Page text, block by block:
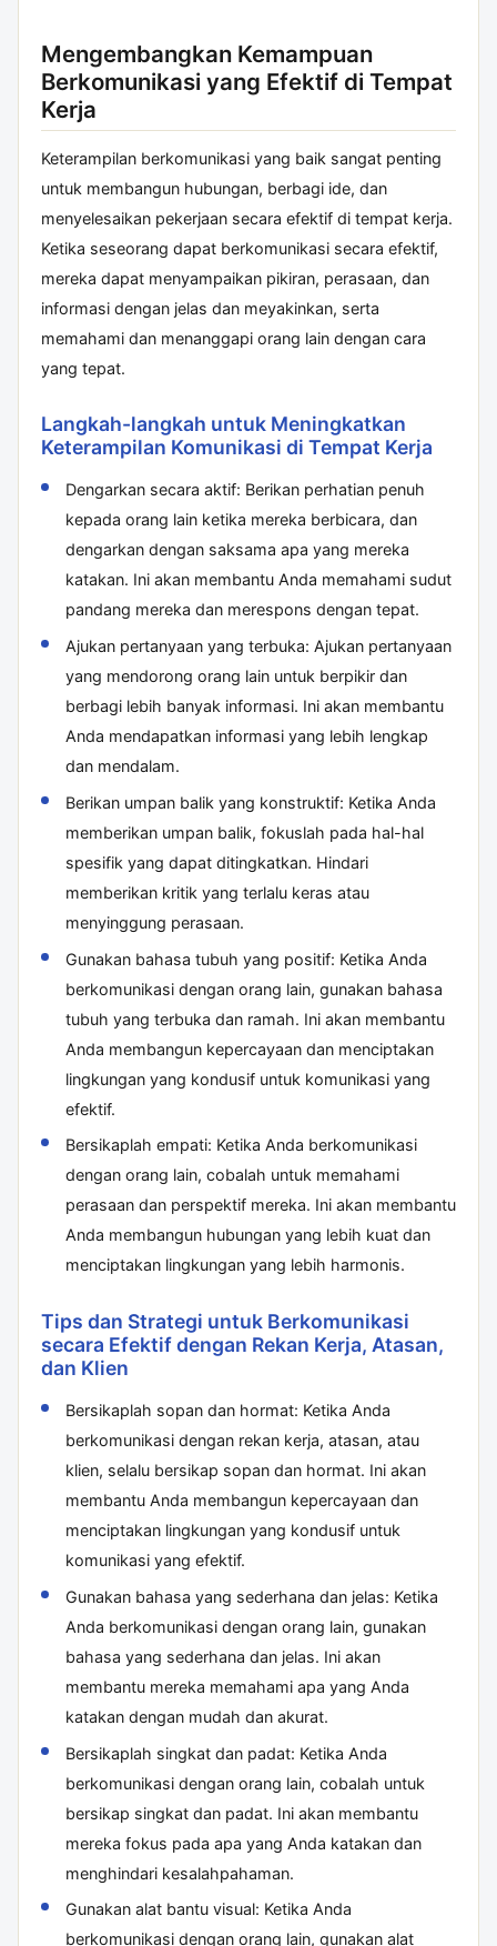
Mengembangkan Kemampuan
Berkomunikasi yang Efektif di Tempat
Kerja
Keterampilan berkomunikasi yang baik sangat penting
untuk membangun hubungan, berbagi ide, dan
menyelesaikan pekerjaan secara efektif di tempat kerja.
Ketika seseorang dapat berkomunikasi secara efektif,
mereka dapat menyampaikan pikiran, perasaan, dan
informasi dengan jelas dan meyakinkan, serta
memahami dan menanggapi orang lain dengan cara
yang tepat.
Langkah-langkah untuk Meningkatkan
Keterampilan Komunikasi di Tempat Kerja
Dengarkan secara aktif: Berikan perhatian penuh
kepada orang lain ketika mereka berbicara, dan
dengarkan dengan saksama apa yang mereka
katakan. Ini akan membantu Anda memahami sudut
pandang mereka dan merespons dengan tepat.
Ajukan pertanyaan yang terbuka: Ajukan pertanyaan
yang mendorong orang lain untuk berpikir dan
berbagi lebih banyak informasi. Ini akan membantu
Anda mendapatkan informasi yang lebih lengkap
dan mendalam.
Berikan umpan balik yang konstruktif: Ketika Anda
memberikan umpan balik, fokuslah pada hal-hal
spesifik yang dapat ditingkatkan. Hindari
memberikan kritik yang terlalu keras atau
menyinggung perasaan.
Gunakan bahasa tubuh yang positif: Ketika Anda
berkomunikasi dengan orang lain, gunakan bahasa
tubuh yang terbuka dan ramah. Ini akan membantu
Anda membangun kepercayaan dan menciptakan
lingkungan yang kondusif untuk komunikasi yang
efektif.
Bersikaplah empati: Ketika Anda berkomunikasi
dengan orang lain, cobalah untuk memahami
perasaan dan perspektif mereka. Ini akan membantu
Anda membangun hubungan yang lebih kuat dan
menciptakan lingkungan yang lebih harmonis.
Tips dan Strategi untuk Berkomunikasi
secara Efektif dengan Rekan Kerja, Atasan,
dan Klien
Bersikaplah sopan dan hormat: Ketika Anda
berkomunikasi dengan rekan kerja, atasan, atau
klien, selalu bersikap sopan dan hormat. Ini akan
membantu Anda membangun kepercayaan dan
menciptakan lingkungan yang kondusif untuk
komunikasi yang efektif.
Gunakan bahasa yang sederhana dan jelas: Ketika
Anda berkomunikasi dengan orang lain, gunakan
bahasa yang sederhana dan jelas. Ini akan
membantu mereka memahami apa yang Anda
katakan dengan mudah dan akurat.
Bersikaplah singkat dan padat: Ketika Anda
berkomunikasi dengan orang lain, cobalah untuk
bersikap singkat dan padat. Ini akan membantu
mereka fokus pada apa yang Anda katakan dan
menghindari kesalahpahaman.
Gunakan alat bantu visual: Ketika Anda
berkomunikasi dengan orang lain, gunakan alat